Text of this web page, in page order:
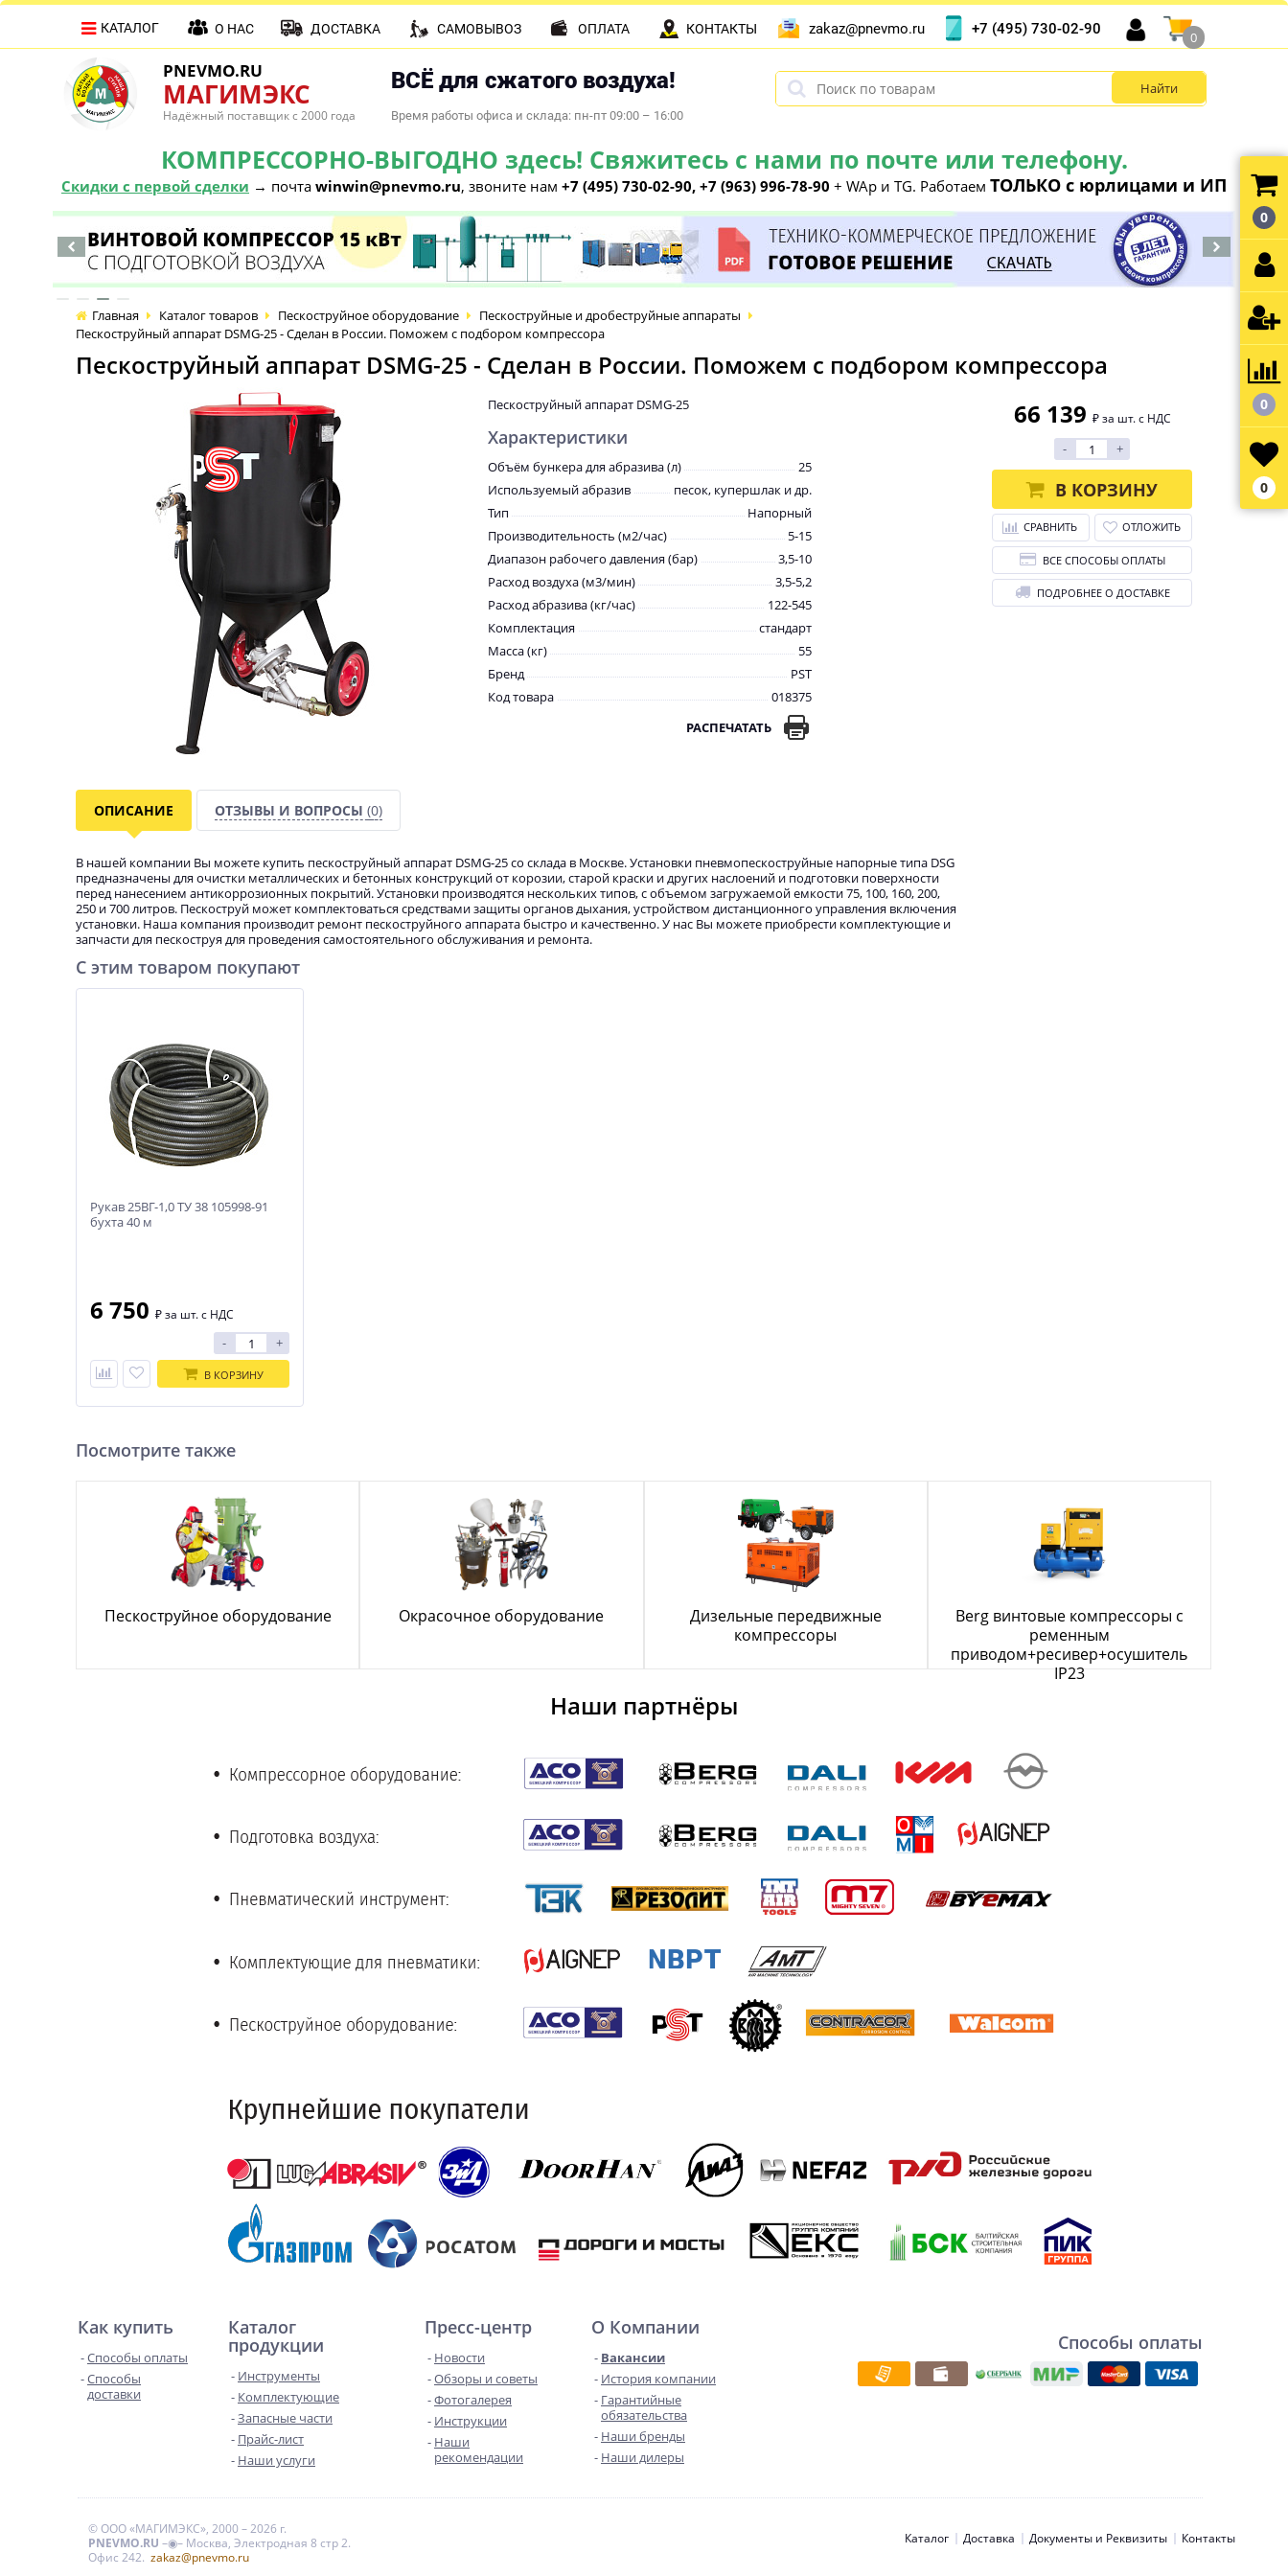
PNEVMO.RU
МАГИМЭКС
Надёжный поставщик с 2000 года
ВСЁ для сжатого воздуха!
Время работы офиса и склада: пн-пт 09:00 – 16:00
КОМПРЕССОРНО-ВЫГОДНО здесь! Свяжитесь с нами по почте или телефону.
Скидки с первой сделки → почта winwin@pnevmo.ru, звоните нам +7 (495) 730-02-90, +7 (963) 996-78-90 + WAp и TG. Работаем ТОЛЬКО с юрлицами и ИП
КАТАЛОГ О НАС ДОСТАВКА САМОВЫВОЗ ОПЛАТА КОНТАКТЫ zakaz@pnevmo.ru +7 (495) 730-02-90
0
Главная Каталог товаров Пескоструйное оборудование
Пескоструйные и дробеструйные аппараты
Пескоструйный аппарат DSMG-25 - Сделан в России. Поможем с подбором компрессора
Пескоструйный аппарат DSMG-25 - Сделан в России. Поможем с подбором компрессора
Пескоструйный аппарат DSMG-25
Характеристики
Объём бункера для абразива (л)
25
Используемый абразив
песок, купершлак и др.
Тип
Напорный
Производительность (м2/час)
5-15
Диапазон рабочего давления (бар)
3,5-10
Расход воздуха (м3/мин)
3,5-5,2
Расход абразива (кг/час)
122-545
Комплектация
стандарт
Масса (кг)
55
Бренд
PST
Код товара
018375
РАСПЕЧАТАТЬ
66 139 ₽ за шт. с НДС
- +
В КОРЗИНУ
СРАВНИТЬ ОТЛОЖИТЬ
ВСЕ СПОСОБЫ ОПЛАТЫ
ПОДРОБНЕЕ О ДОСТАВКЕ
ОПИСАНИЕ ОТЗЫВЫ И ВОПРОСЫ (0)
В нашей компании Вы можете купить пескоструйный аппарат DSMG-25 со склада в Москве. Установки пневмопескоструйные напорные типа DSG
предназначены для очистки металлических и бетонных конструкций от корозии, старой краски и других наслоений и подготовки поверхности
перед нанесением антикоррозионных покрытий. Установки производятся нескольких типов, с объемом загружаемой емкости 75, 100, 160, 200,
250 и 700 литров. Пескоструй может комплектоваться средствами защиты органов дыхания, устройством дистанционного управления включения
установки. Наша компания производит ремонт пескоструйного аппарата быстро и качественно. У нас Вы можете приобрести комплектующие и
запчасти для пескоструя для проведения самостоятельного обслуживания и ремонта.
С этим товаром покупают
Рукав 25ВГ-1,0 ТУ 38 105998-91
бухта 40 м
6 750 ₽за шт. с НДС
- +
В КОРЗИНУ
Посмотрите также
Пескоструйное оборудование Окрасочное оборудование
Дизельные передвижные
компрессоры
Berg винтовые компрессоры с
ременным
приводом+ресивер+осушитель
IP23
Наши партнёры
Как купить
Способы оплаты
Способы
доставки
Каталог
продукции
Инструменты
Комплектующие
Запасные части
Прайс-лист
Наши услуги
Пресс-центр
Новости
Обзоры и советы
Фотогалерея
Инструкции
Наши
рекомендации
О Компании
Вакансии
История компании
Гарантийные
обязательства
Наши бренды
Наши дилеры
Способы оплаты
© ООО «МАГИМЭКС», 2000 – 2026 г.
PNEVMO.RU –◉– Москва, Электродная 8 стр 2.
Офис 242. zakaz@pnevmo.ru
Каталог Доставка Документы и Реквизиты Контакты
0
0
0